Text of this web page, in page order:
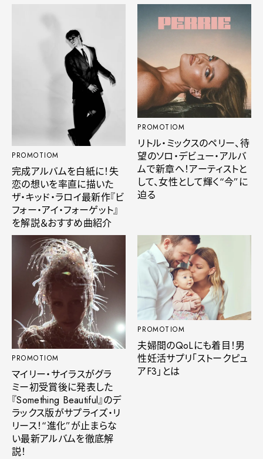
PROMOTIOM
完成アルバムを白紙に！失
恋の想いを率直に描いた
ザ・キッド・ラロイ最新作『ビ
フォー・アイ・フォーゲット』
を解説＆おすすめ曲紹介
PROMOTIOM
リトル・ミックスのペリー、待
望のソロ・デビュー・アルバ
ムで新章へ！アーティストと
して、女性として輝く“今”に
迫る
PROMOTIOM
マイリー・サイラスがグラ
ミー初受賞後に発表した
『Something Beautiful』のデ
ラックス版がサプライズ・リ
リース！“進化”が止まらな
い最新アルバムを徹底解
説！
PROMOTIOM
夫婦間のQoLにも着目！男
性妊活サプリ「ストークピュ
アF3」とは